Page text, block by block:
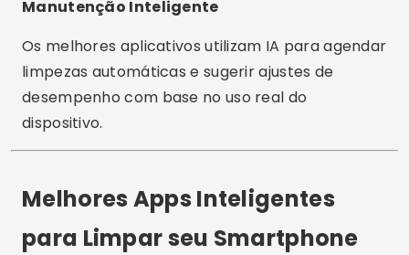
para Limpar seu Smartphone
(2025)
Confira a lista dos apps mais eficientes e
populares do momento para Android e iOS.
Todos foram escolhidos por seu desempenho,
1. Smart Cleaner